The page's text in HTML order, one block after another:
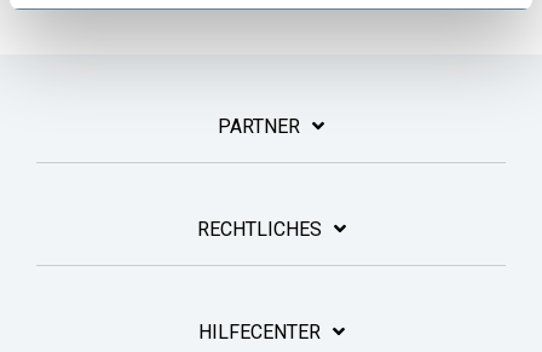
PARTNER
RECHTLICHES
HILFECENTER